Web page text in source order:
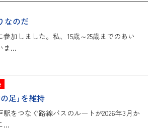
なのだ
加しました。私、15歳～25歳までのあい
ま...
足｣を維持
をつなぐ路線バスのルートが2026年3月か
...